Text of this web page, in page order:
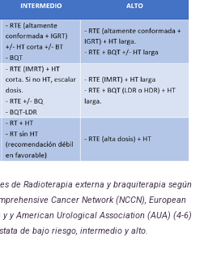
de Radioterapia externa y braquiterapia según
Cancer Network (NCCN), European
y American Urological Association (AUA) (4-6)
de bajo riesgo, intermedio y alto.